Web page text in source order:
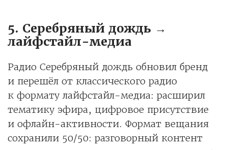
5. Серебряный дождь →
лайфстайл-медиа
Радио Серебряный дождь обновил бренд
и перешёл от классического радио
к формату лайфстайл-медиа: расширил
тематику эфира, цифровое присутствие
и офлайн-активности. Формат вещания
сохранили 50/50: разговорный контент